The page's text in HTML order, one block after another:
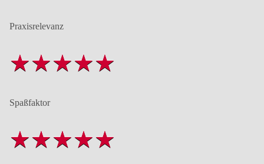
Praxisrelevanz
Spaßfaktor